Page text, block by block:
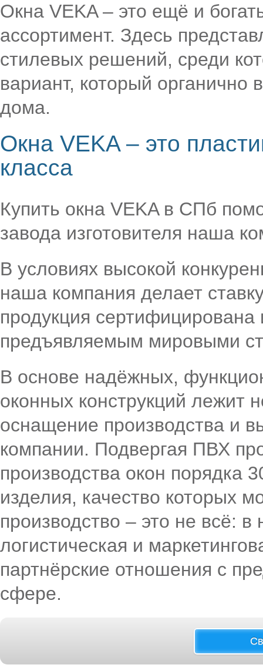
Окна VEKA – это ещё и
ассортимент. Здесь
стилевых решений, среди
вариант, который органично
дома.
Окна VEKA – это
класса
Купить окна VEKA в СПб
завода изготовителя наша
В условиях высокой
наша компания делает
продукция сертифицирована
предъявляемым мировыми
В основе надёжных,
оконных конструкций лежит
оснащение производства и
компании. Подвергая ПВХ
производства окон порядка
изделия, качество которых
производство – это не всё:
логистическая и
партнёрские отношения с
сфере.